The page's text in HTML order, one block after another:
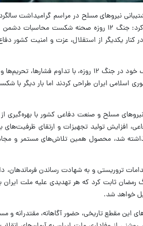
روزه با گرامیداشت یاد و خاطره شهدای این نبرد و شهدای جنگ رمضان اظهار کرد: جنگ ۱۲ روزه صحنه
یکدیگر از استقلال، عزت و امنیت کشور
وی افزود: دشمنان آمریکایی و صهیونیستی پس از ناکامی در دستیابی به اهداف خود در جنگ ۱۲ روزه، با
اسلامی ایران طراحی کردند اما بار دیگر با
میان جنگ ۱۲ روزه و جنگ رمضان، نیروهای مسلح و صنعت دفاعی کشور با
افزایش تولید تجهیزات و ارتقای ظرفیت‌های
شد، محصول همین تلاش‌های مستمر و
تروریستی و به شهادت رساندن فرماندهان،
رمضان ثابت کرد که هر تهدیدی علیه ملت ایران
خواهد شد.
این مقطع تاریخی، حضور آگاهانه، مقتدرانه و